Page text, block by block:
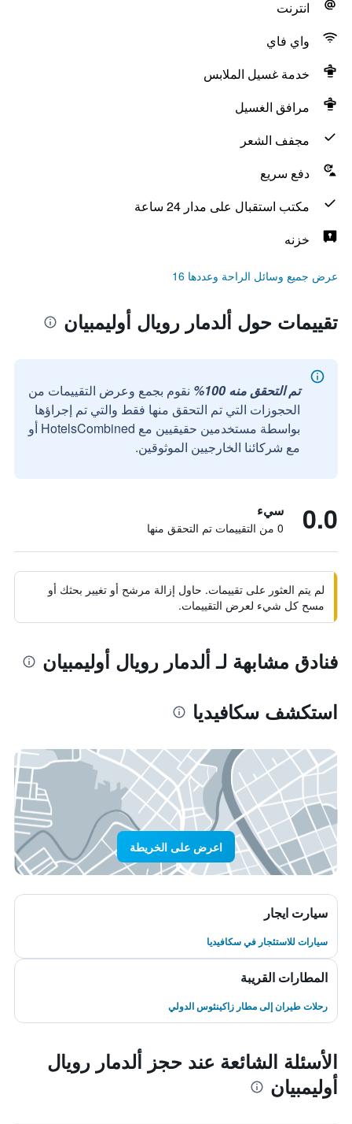
انترنت
واي فاي
خدمة غسيل الملابس
مرافق الغسيل
مجفف الشعر
دفع سريع
مكتب استقبال على مدار 24 ساعة
خزنه
عرض جميع وسائل الراحة وعددها 16
تقييمات حول ألدمار رويال أوليمبيان
تم التحقق منه 100%
نقوم بجمع وعرض التقييمات من
الحجوزات التي تم التحقق منها فقط والتي تم إجراؤها
بواسطة مستخدمين حقيقيين مع HotelsCombined أو
مع شركائنا الخارجيين الموثوقين.
0.0 سيء
0 من التقييمات تم التحقق منها
لم يتم العثور على تقييمات. حاول إزالة مرشح أو تغيير بحثك أو
مسح كل شيء لعرض التقييمات.
فنادق مشابهة لـ ألدمار رويال أوليمبيان
استكشف سكافيديا
اعرض على الخريطة
سيارت ايجار
سيارات للاستئجار في سكافيديا
المطارات القريبة
رحلات طيران إلى مطار زاكينثوس الدولي
الأسئلة الشائعة عند حجز ألدمار رويال
أوليمبيان